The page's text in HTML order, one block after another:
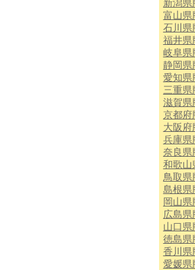
新潟県
富山県
石川県
福井県
岐阜県
静岡県
愛知県
三重県
滋賀県
京都府
大阪府
兵庫県
奈良県
和歌山
鳥取県
島根県
岡山県
広島県
山口県
徳島県
香川県
愛媛県